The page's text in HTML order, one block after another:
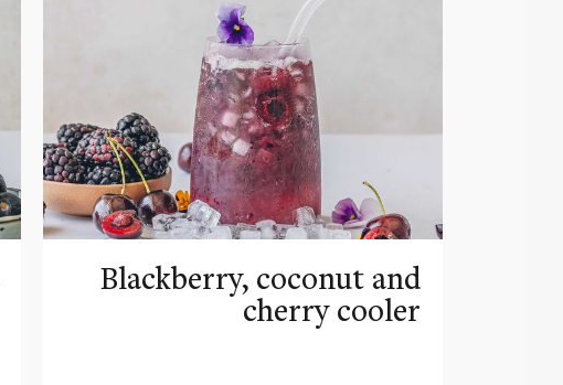
Blackberry, coconut and
cherry cooler